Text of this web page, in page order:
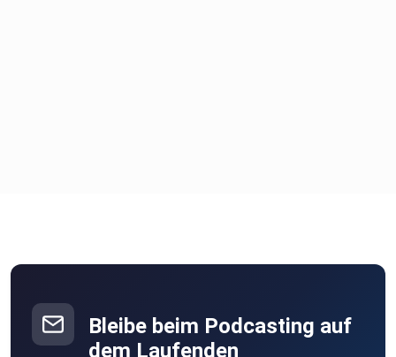
Bleibe beim Podcasting auf
dem Laufenden